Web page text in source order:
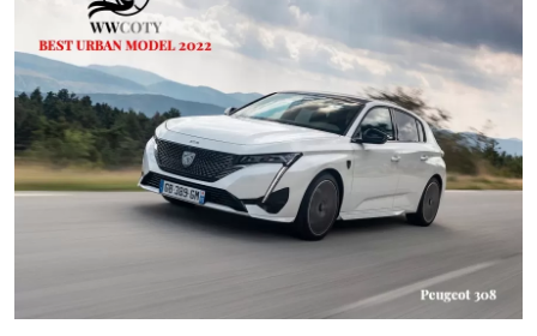
Elektrikli & Hibrit
Kiralama & Filo
Sürüş & Güvenlik
Lastik & Jant
LPG & Yakıt